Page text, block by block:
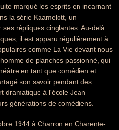
marqué les esprits en incarnant
la série Kaamelott, un
répliques cinglantes. Au-delà
il est apparu régulièrement à
comme La Vie devant nous
de planches passionné, qui
en tant que comédien et
son savoir pendant des
dramatique à l'école Jean
générations de comédiens.
1944 à Charron en Charente-